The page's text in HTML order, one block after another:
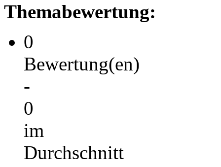
Themabewertung:
0
Bewertung(en)
-
0
im
Durchschnitt